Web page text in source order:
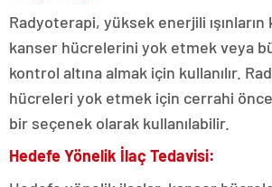
Radyoterapi, yüksek enerjili ışınların
kanser hücrelerini yok etmek veya
kontrol altına almak için kullanılır.
hücreleri yok etmek için cerrahi
bir seçenek olarak kullanılabilir.
Hedefe Yönelik İlaç Tedavisi: